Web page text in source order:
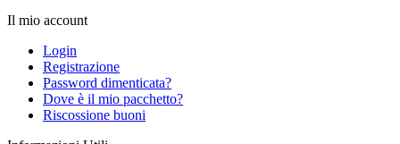
Il mio account
Login
Registrazione
Password dimenticata?
Dove è il mio pacchetto?
Riscossione buoni